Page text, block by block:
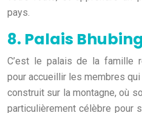
pays.
8. Palais Bhubing
C’est le palais de la famille
pour accueillir les membres
construit sur la montagne, où
particulièrement célèbre pour